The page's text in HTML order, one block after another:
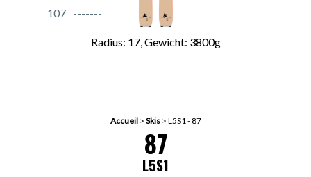
107
Radius: 17, Gewicht: 3800g
Accueil> Skis> L5S1 - 87
87
L5S1